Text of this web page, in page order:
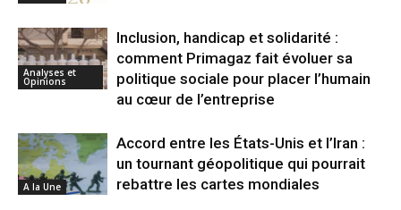
Analyses et
Opinions
Inclusion, handicap et solidarité :
comment Primagaz fait évoluer sa
politique sociale pour placer l’humain
au cœur de l’entreprise
A la Une
Accord entre les États-Unis et l’Iran :
un tournant géopolitique qui pourrait
rebattre les cartes mondiales